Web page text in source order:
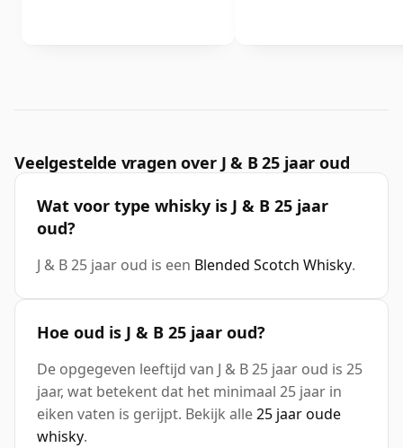
Veelgestelde vragen over J & B 25 jaar oud
Wat voor type whisky is J & B 25 jaar
oud?
J & B 25 jaar oud is een Blended Scotch Whisky.
Hoe oud is J & B 25 jaar oud?
De opgegeven leeftijd van J & B 25 jaar oud is 25
jaar, wat betekent dat het minimaal 25 jaar in
eiken vaten is gerijpt. Bekijk alle25 jaar oude
whisky.